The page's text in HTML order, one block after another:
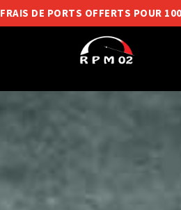
FRAIS DE PORTS OFFERTS POUR